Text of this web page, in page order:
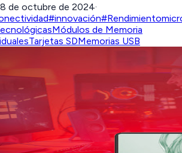
de octubre de 2024·
#innovación#Rendimiento
Módulos de Memoria
Tarjetas SDMemorias USB